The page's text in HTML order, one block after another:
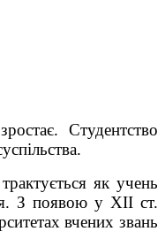
Студентство
як учень
З появою у XII ст.
вчених звань